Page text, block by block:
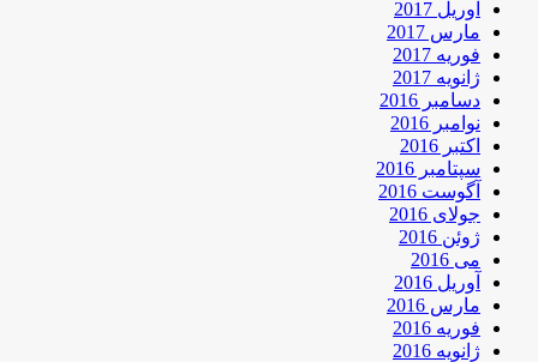
آوریل 2017
مارس 2017
فوریه 2017
ژانویه 2017
دسامبر 2016
نوامبر 2016
اکتبر 2016
سپتامبر 2016
آگوست 2016
جولای 2016
ژوئن 2016
می 2016
آوریل 2016
مارس 2016
فوریه 2016
ژانویه 2016